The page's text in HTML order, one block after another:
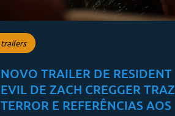
trailers
NOVO TRAILER DE RESIDENT
EVIL DE ZACH CREGGER TRAZ
TERROR E REFERÊNCIAS AOS